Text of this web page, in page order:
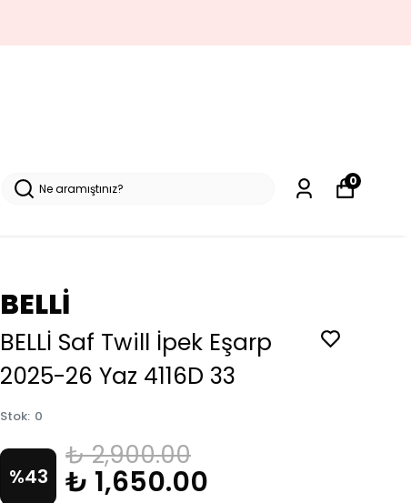
0
BELLİ
BELLİ Saf Twill İpek Eşarp
2025-26 Yaz 4116D 33
Stok: 0
%43
₺ 2,900.00
₺ 1,650.00